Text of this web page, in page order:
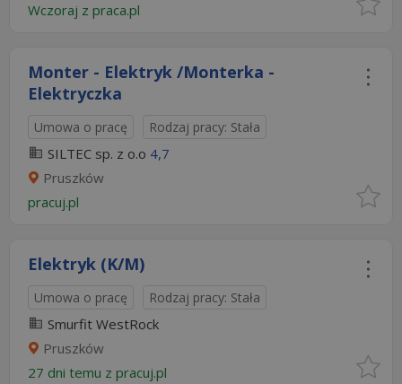
Wczoraj z praca.pl
Monter - Elektryk /Monterka -
Elektryczka
Umowa o pracę Rodzaj pracy: Stała
SILTEC sp. z o.o 4,7
Pruszków
pracuj.pl
Elektryk (K/M)
Umowa o pracę Rodzaj pracy: Stała
Smurfit WestRock
Pruszków
27 dni temu z pracuj.pl